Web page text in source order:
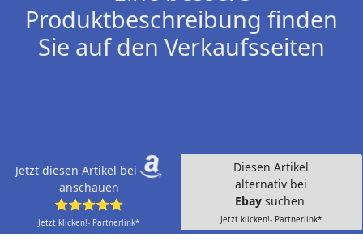
Produktbeschreibung finden
Sie auf den Verkaufsseiten
Jetzt diesen Artikel bei
anschauen
⭐⭐⭐⭐⭐
Jetzt klicken!- Partnerlink*
Diesen Artikel
alternativ bei
Ebay suchen
Jetzt klicken!- Partnerlink*